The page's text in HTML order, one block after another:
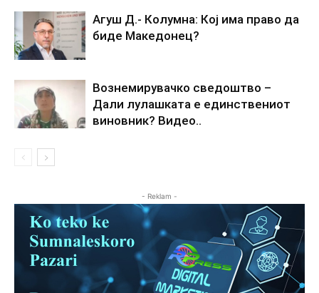
Агуш Д.- Колумна: Кој има право да
биде Македонец?
Вознемирувачко сведоштво –
Дали лулашката е единствениот
виновник? Видео..
- Reklam -